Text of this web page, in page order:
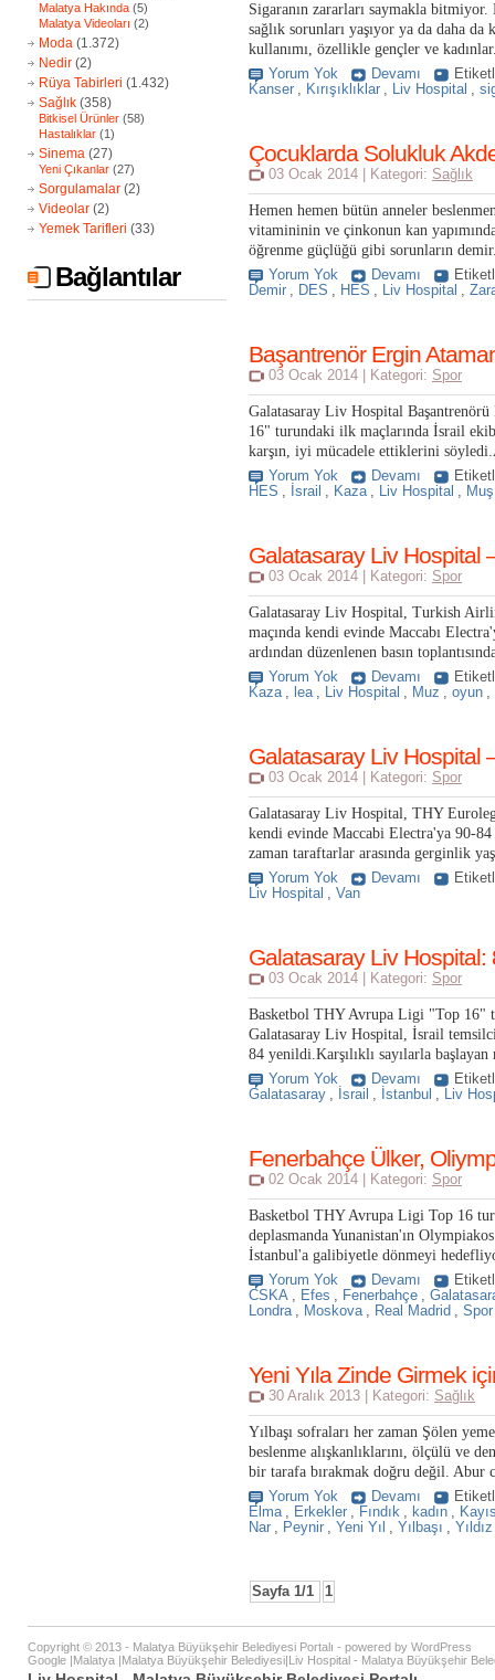
Malatya Hakında (5)
Malatya Videoları (2)
Moda (1.372)
Nedir (2)
Rüya Tabirleri (1.432)
Sağlık (358)
Bitkisel Ürünler (58)
Hastalıklar (1)
Sinema (27)
Yeni Çıkanlar (27)
Sorgulamalar (2)
Videolar (2)
Yemek Tarifleri (33)
Bağlantılar
Sigaranın zararları saymakla
sağlık sorunları yaşıyor ya da daha da
kullanımı, özellikle gençler ve
Yorum Yok Devamı
Kanser , Kırışıklıklar , Liv Hospital ,
Çocuklarda Solukluk
03 Ocak 2014 | Kategori: Sağlık
Hemen hemen bütün anneler
vitamininin ve çinkonun kan
öğrenme güçlüğü gibi sorunların
Yorum Yok Devamı
Demir , DES , HES , Liv Hospital ,
Başantrenör Ergin
03 Ocak 2014 | Kategori: Spor
Galatasaray Liv Hospital
16" turundaki ilk maçlarında İsrail
karşın, iyi mücadele ettiklerini
Yorum Yok Devamı
HES , İsrail , Kaza , Liv Hospital , Muş
Galatasaray Liv Hospital
03 Ocak 2014 | Kategori: Spor
Galatasaray Liv Hospital, Turkish
maçında kendi evinde Maccabı
ardından düzenlenen basın
Yorum Yok Devamı
Kaza , lea , Liv Hospital , Muz , oyun ,
Galatasaray Liv Hospital
03 Ocak 2014 | Kategori: Spor
Galatasaray Liv Hospital, THY
kendi evinde Maccabi Electra'ya 90-84
zaman taraftarlar arasında gerginlik
Yorum Yok Devamı
Liv Hospital , Van
Galatasaray Liv
03 Ocak 2014 | Kategori: Spor
Basketbol THY Avrupa Ligi "Top 16"
Galatasaray Liv Hospital, İsrail
84 yenildi.Karşılıklı sayılarla
Yorum Yok Devamı
Galatasaray , İsrail , İstanbul , Liv
Fenerbahçe Ülker,
02 Ocak 2014 | Kategori: Spor
Basketbol THY Avrupa Ligi Top 16
deplasmanda Yunanistan'ın
İstanbul'a galibiyetle dönmeyi
Yorum Yok Devamı
CSKA , Efes , Fenerbahçe ,
Londra , Moskova , Real Madrid , Spor
Yeni Yıla Zinde Girmek
30 Aralık 2013 | Kategori: Sağlık
Yılbaşı sofraları her zaman Şölen
beslenme alışkanlıklarını, ölçülü ve
bir tarafa bırakmak doğru değil. Abur
Yorum Yok Devamı
Elma , Erkekler , Fındık , kadın ,
Nar , Peynir , Yeni Yıl , Yılbaşı , Yıldız
Sayfa 1/1 1
Copyright © 2013 - Malatya Büyükşehir Belediyesi Portalı - powered by WordPress
Google |Malatya |Malatya Büyükşehir Belediyesi|Liv Hospital - Malatya Büyükşehir